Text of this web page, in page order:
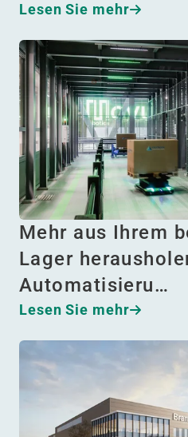
Lesen Sie mehr
Mehr aus Ihrem
Lager
Automatisieru…
Lesen Sie mehr